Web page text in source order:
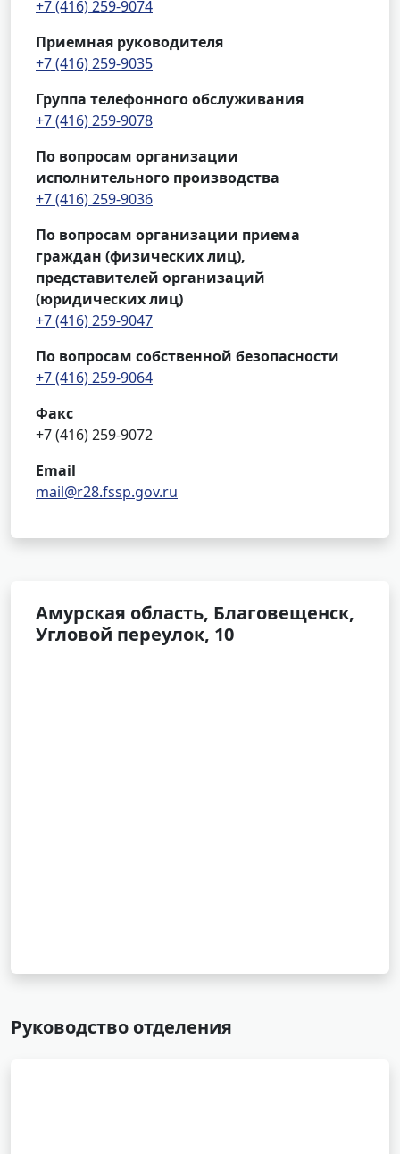
+7 (416) 259-9074
Приемная руководителя
+7 (416) 259-9035
Группа телефонного обслуживания
+7 (416) 259-9078
По вопросам организации
исполнительного производства
+7 (416) 259-9036
По вопросам организации приема
граждан (физических лиц),
представителей организаций
(юридических лиц)
+7 (416) 259-9047
По вопросам собственной безопасности
+7 (416) 259-9064
Факс
+7 (416) 259-9072
Email
mail@r28.fssp.gov.ru
Амурская область, Благовещенск,
Угловой переулок, 10
Руководство отделения